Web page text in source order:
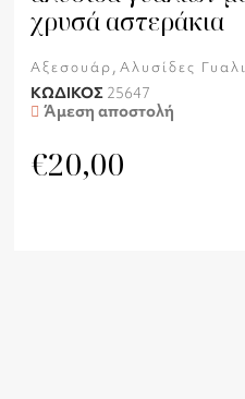
χρυσά αστεράκια
Αξεσουάρ, Αλυσίδες
ΚΩΔΙΚΟΣ 25647
Άμεση αποστολή
€20,00